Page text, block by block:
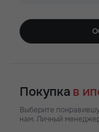
Покупка в
Выберите
нам. Личный